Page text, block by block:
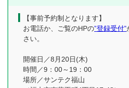
【事前予約制となります】
お電話か、ご覧のHPの”登録受付”
さい。
開催日／8月20日(木)
時間／9：00～19：00
場所／サンテク福山